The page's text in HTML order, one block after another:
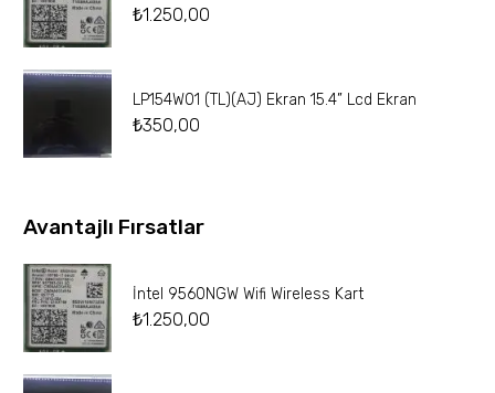
₺1.250,00
LP154W01 (TL)(AJ) Ekran 15.4” Lcd Ekran
₺350,00
Avantajlı Fırsatlar
İntel 9560NGW Wifi Wireless Kart
₺1.250,00